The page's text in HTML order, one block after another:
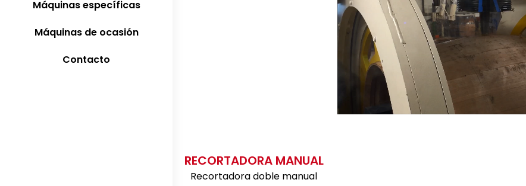
Máquinas específicas
Máquinas de ocasión
Contacto
RECORTADORA MANUAL
Recortadora doble manual